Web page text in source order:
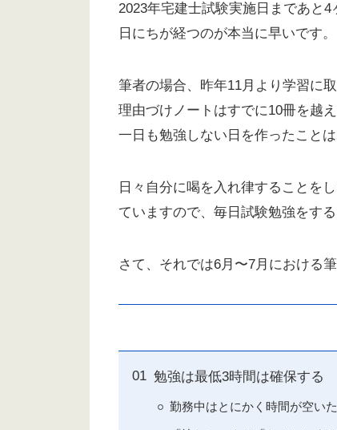
2023年宅建士試験実施日まであと4
日にちが経つのが本当に早いです。
筆者の場合、昨年11月より学習に
理由づけノートはすでに10冊を越え
一日も勉強しない日を作ったことは
日々自分に喝を入れ律することを
ていますので、毎日試験勉強をす
さて、それでは6月〜7月における
勉強は最低3時間は確保する
勤務中はとにかく時間が空い